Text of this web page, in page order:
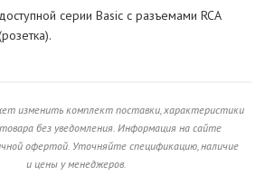
серии Basic с разъемами RCA
изменить комплект поставки, характеристики
без уведомления. Информация на сайте
офертой. Уточняйте спецификацию, наличие
и цены у менеджеров.